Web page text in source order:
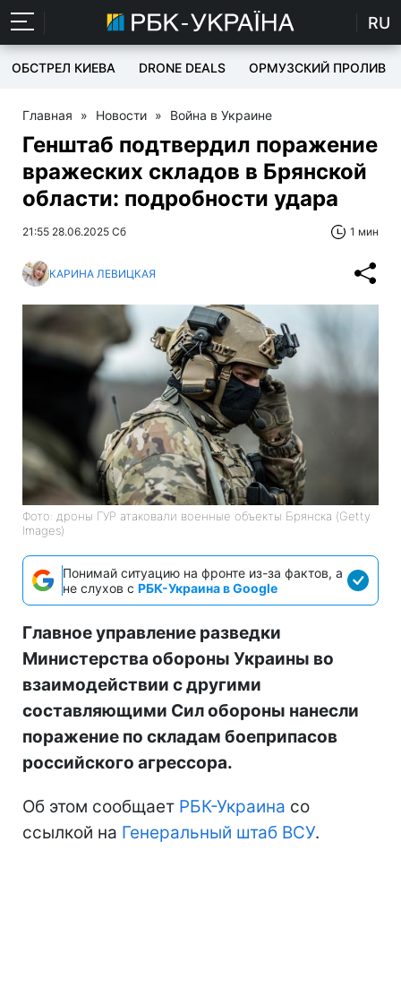
RU
ОБСТРЕЛ КИЕВА DRONE DEALS ОРМУЗСКИЙ ПРОЛИВ
Главная » Новости » Война в Украине
Генштаб подтвердил поражение
вражеских складов в Брянской
области: подробности удара
21:55 28.06.2025 Сб 1 мин
КАРИНА ЛЕВИЦКАЯ
Фото: дроны ГУР атаковали военные объекты Брянска (Getty
Images)
Понимай ситуацию на фронте из-за фактов, а
не слухов с РБК-Украина в Google
Главное управление разведки
Министерства обороны Украины во
взаимодействии с другими
составляющими Сил обороны нанесли
поражение по складам боеприпасов
российского агрессора.
Об этом сообщает РБК-Украина со
ссылкой на Генеральный штаб ВСУ.